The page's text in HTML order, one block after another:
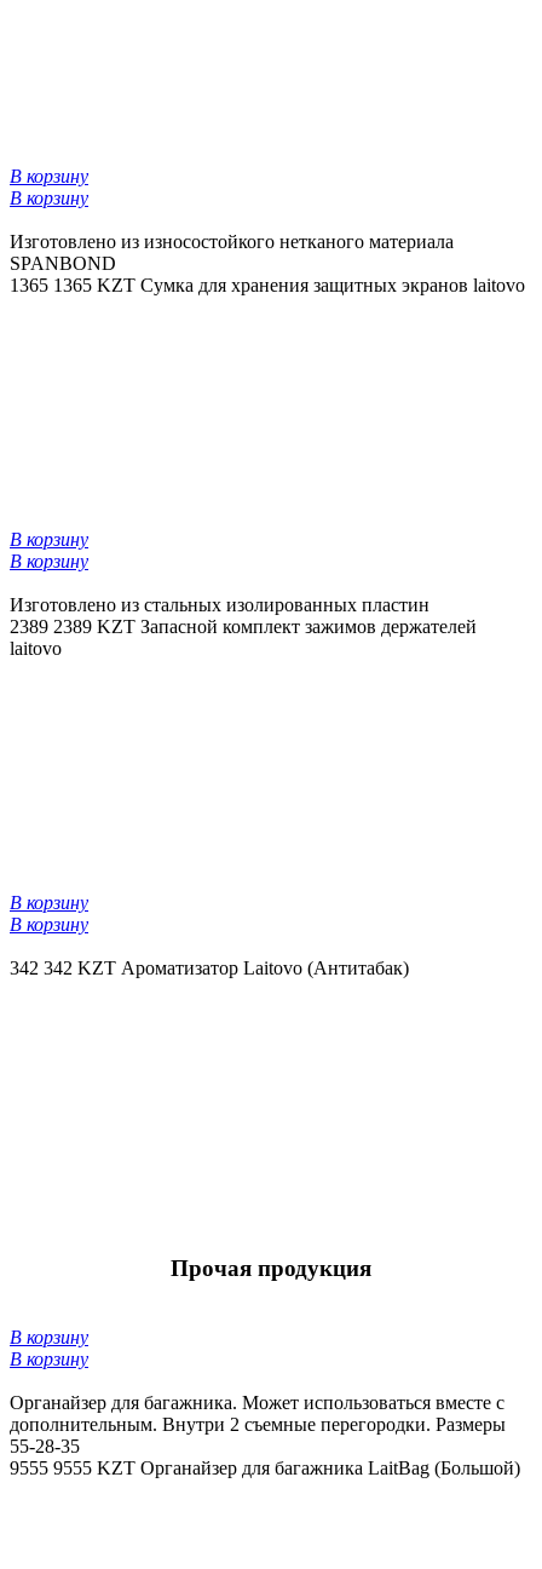
В корзину
В корзину
Изготовлено из износостойкого нетканого материала
SPANBOND
1365 1365 KZT Сумка для хранения защитных экранов laitovo
В корзину
В корзину
Изготовлено из стальных изолированных пластин
2389 2389 KZT Запасной комплект зажимов держателей
laitovo
В корзину
В корзину
342 342 KZT Ароматизатор Laitovo (Антитабак)
Прочая продукция
В корзину
В корзину
Органайзер для багажника. Может использоваться вместе с
дополнительным. Внутри 2 съемные перегородки. Размеры
55-28-35
9555 9555 KZT Органайзер для багажника LaitBag (Большой)